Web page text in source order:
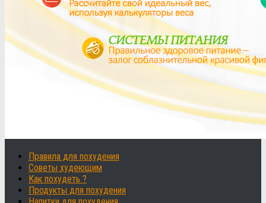
Правила для похудения
Советы худеющим
Как похудеть ?
Продукты для похудения